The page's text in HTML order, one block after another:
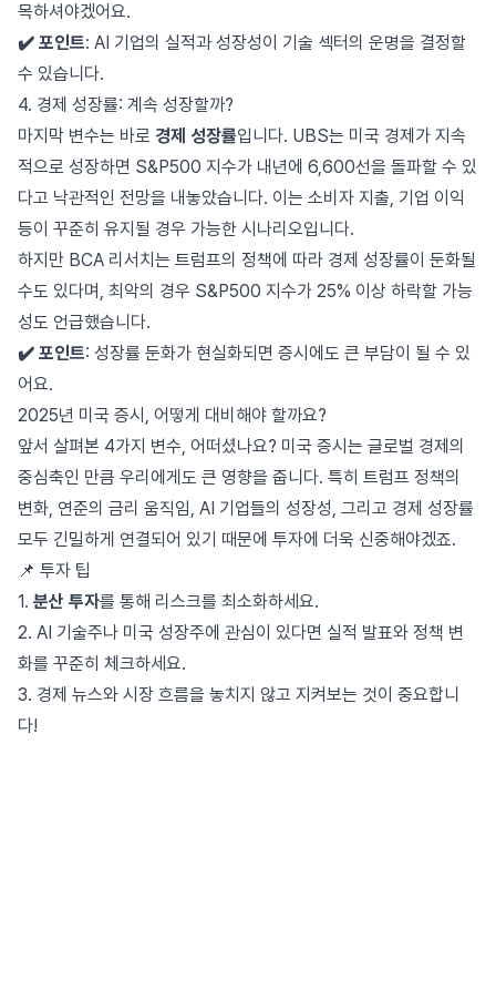
목하셔야겠어요.
✔️ 포인트: AI 기업의 실적과 성장성이 기술 섹터의 운명을 결정할
수 있습니다.
4. 경제 성장률: 계속 성장할까?
마지막 변수는 바로 경제 성장률입니다. UBS는 미국 경제가 지속
적으로 성장하면 S&P500 지수가 내년에 6,600선을 돌파할 수 있
다고 낙관적인 전망을 내놓았습니다. 이는 소비자 지출, 기업 이익
등이 꾸준히 유지될 경우 가능한 시나리오입니다.
하지만 BCA 리서치는 트럼프의 정책에 따라 경제 성장률이 둔화될
수도 있다며, 최악의 경우 S&P500 지수가 25% 이상 하락할 가능
성도 언급했습니다.
✔️ 포인트: 성장률 둔화가 현실화되면 증시에도 큰 부담이 될 수 있
어요.
2025년 미국 증시, 어떻게 대비해야 할까요?
앞서 살펴본 4가지 변수, 어떠셨나요? 미국 증시는 글로벌 경제의
중심축인 만큼 우리에게도 큰 영향을 줍니다. 특히 트럼프 정책의
변화, 연준의 금리 움직임, AI 기업들의 성장성, 그리고 경제 성장률
모두 긴밀하게 연결되어 있기 때문에 투자에 더욱 신중해야겠죠.
📌 투자 팁
1. 분산 투자를 통해 리스크를 최소화하세요.
2. AI 기술주나 미국 성장주에 관심이 있다면 실적 발표와 정책 변
화를 꾸준히 체크하세요.
3. 경제 뉴스와 시장 흐름을 놓치지 않고 지켜보는 것이 중요합니
다!